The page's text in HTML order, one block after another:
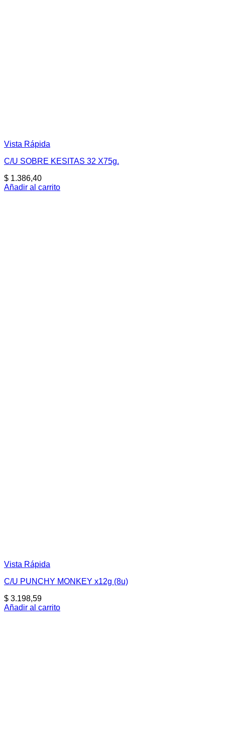
Vista Rápida
C/U SOBRE KESITAS 32 X75g.
$ 1.386,40
Añadir al carrito
Vista Rápida
C/U PUNCHY MONKEY x12g (8u)
$ 3.198,59
Añadir al carrito